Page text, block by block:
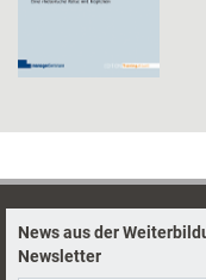
News aus der
Newsletter